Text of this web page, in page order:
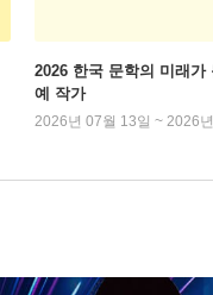
2026 한국 문학의 미래
예 작가
2026년 07월 13일 ~ 2026